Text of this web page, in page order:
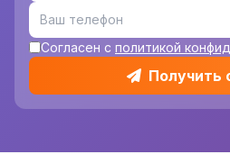
Согласен с политикой
Получить